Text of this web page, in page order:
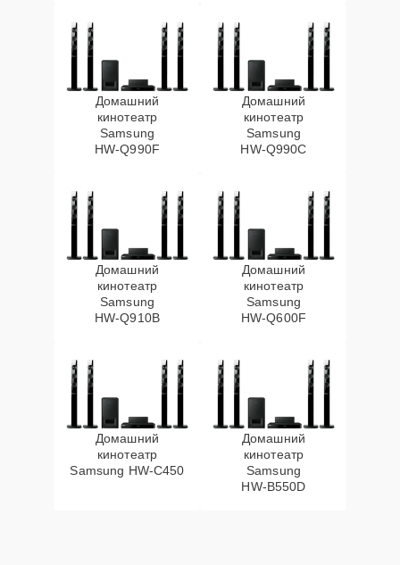
Домашний
кинотеатр
Samsung
HW‑Q990F
Домашний
кинотеатр
Samsung
HW‑Q990C
Домашний
кинотеатр
Samsung
HW‑Q910B
Домашний
кинотеатр
Samsung
HW‑Q600F
Домашний
кинотеатр
Samsung HW‑C450
Домашний
кинотеатр
Samsung
HW‑B550D